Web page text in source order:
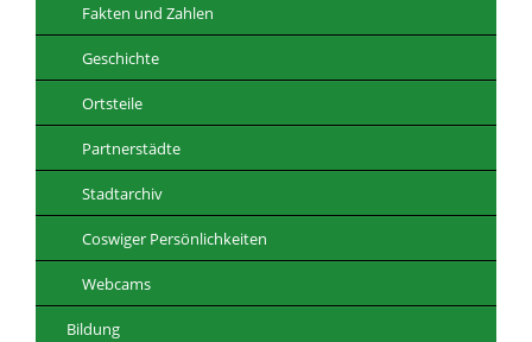
Fakten und Zahlen
Geschichte
Ortsteile
Partnerstädte
Stadtarchiv
Coswiger Persönlichkeiten
Webcams
Bildung